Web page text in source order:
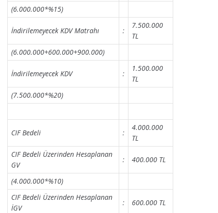
(6.000.000*%15)
İndirilemeyecek KDV Matrahı :
7.500.000
TL
(6.000.000+600.000+900.000)
İndirilemeyecek KDV :
1.500.000
TL
(7.500.000*%20)
CIF Bedeli :
4.000.000
TL
CIF Bedeli Üzerinden Hesaplanan
GV
: 400.000 TL
(4.000.000*%10)
CIF Bedeli Üzerinden Hesaplanan
İGV
: 600.000 TL